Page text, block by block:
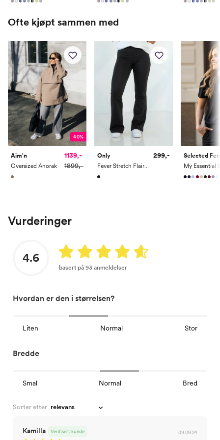
42.5 27 10.5
Asics oppleves som noe mindre i størrelsen enn mange andre
Vi anbefaler å vurdere å gå 0.5-1 størrelse opp.
Ofte kjøpt sammen med
40%
Aim'n
Oversized Anorak
1139,-
1899,-
Only
Fever Stretch Flaired Pants
299,- Selected
Vurderinger
4.6
basert på 93 anmeldelser
Hvordan er den i størrelsen?
Liten Normal Stor
Bredde
Smal Normal Bred
Sorter etter
Kamilla 09.09.24
Verifisert kunde